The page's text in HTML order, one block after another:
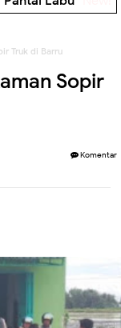
Truk di Barru
Sopir
Komentar